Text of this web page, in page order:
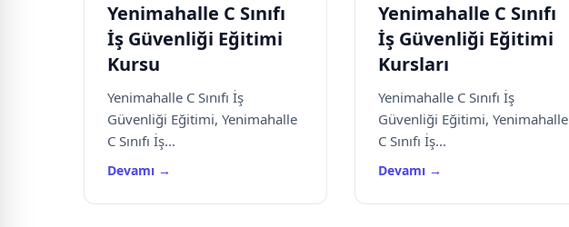
Yenimahalle C Sınıfı
İş Güvenliği Eğitimi
Kursu
Yenimahalle C Sınıfı İş
Güvenliği Eğitimi, Yenimahalle
C Sınıfı İş...
Devamı →
Yenimahalle C Sınıfı
İş Güvenliği Eğitimi
Kursları
Yenimahalle C Sınıfı İş
Güvenliği Eğitimi, Yenimahalle
C Sınıfı İş...
Devamı →